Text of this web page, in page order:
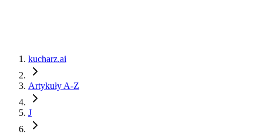
kucharz.ai
Artykuły A-Z
J